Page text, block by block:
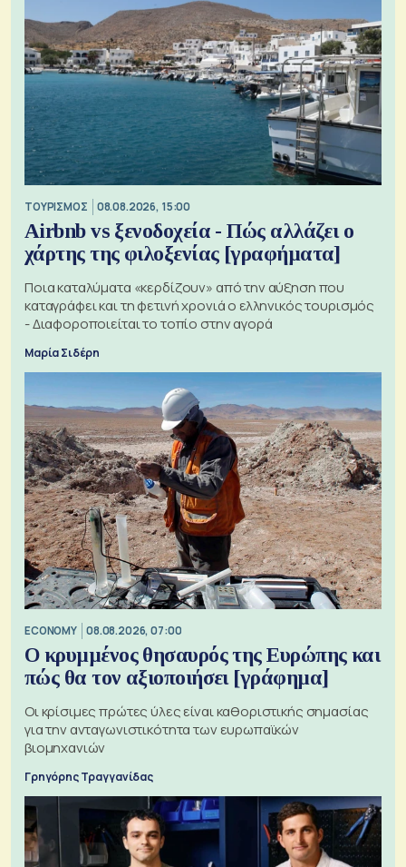
ΤΟΥΡΙΣΜΟΣ 08.08.2026, 15:00
Airbnb vs ξενοδοχεία - Πώς αλλάζει ο
χάρτης της φιλοξενίας [γραφήματα]
Ποια καταλύματα «κερδίζουν» από την αύξηση που
καταγράφει και τη φετινή χρονιά ο ελληνικός τουρισμός
- Διαφοροποιείται το τοπίο στην αγορά
Μαρία Σιδέρη
ECONOMY 08.08.2026, 07:00
Ο κρυμμένος θησαυρός της Ευρώπης και
πώς θα τον αξιοποιήσει [γράφημα]
Οι κρίσιμες πρώτες ύλες είναι καθοριστικής σημασίας
για την ανταγωνιστικότητα των ευρωπαϊκών
βιομηχανιών
Γρηγόρης Τραγγανίδας